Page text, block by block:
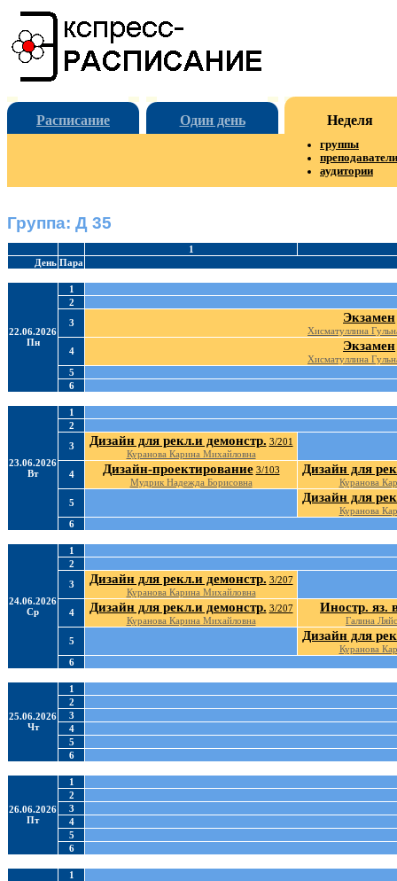
Расписание Один день Неделя
группы
преподаватели
аудитории
Группа: Д 35
1
День Пара
22.06.2026
Пн
1
2
3
Экзамен
Хисматуллина
4
Экзамен
Хисматуллина
5
6
23.06.2026
Вт
1
2
3
Дизайн для рекл.и демонстр. 3/201
Куранова Карина Михайловна
4
Дизайн-проектирование 3/103
Мудрик Надежда Борисовна
Дизайн для
Куранова
5
Дизайн для
Куранова
6
24.06.2026
Ср
1
2
3
Дизайн для рекл.и демонстр. 3/207
Куранова Карина Михайловна
4
Дизайн для рекл.и демонстр. 3/207
Куранова Карина Михайловна
Иностр. яз.
Галина
5
Дизайн для
Куранова
6
25.06.2026
Чт
1
2
3
4
5
6
26.06.2026
Пт
1
2
3
4
5
6
1